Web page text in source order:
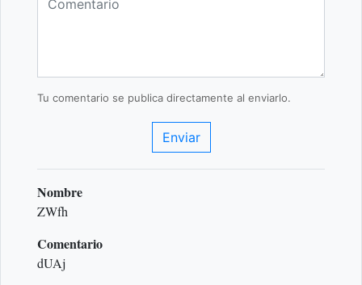
Tu comentario se publica directamente al enviarlo.
Enviar
Nombre
ZWfh
Comentario
dUAj